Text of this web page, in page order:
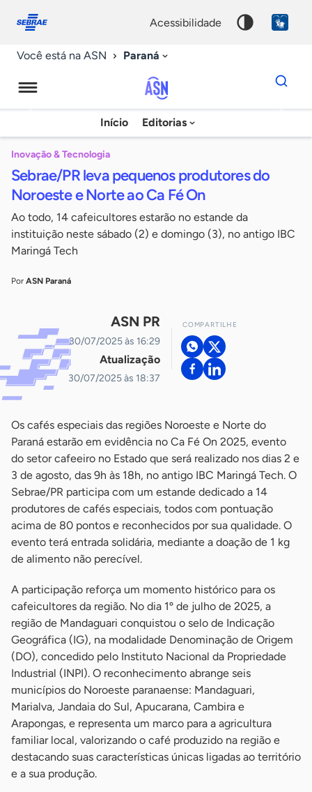
conosco
acessibilidade
Você está na ASN Paraná
Agência
Sebrae
Notícias
Início Editorias
Dados
para
chave
Inovação & Tecnologia
Sebrae/PR leva pequenos produtores do
Noroeste e Norte ao Ca Fé On
Ao todo, 14 cafeicultores estarão no estande da
instituição neste sábado (2) e domingo (3), no antigo IBC
Maringá Tech
Por ASN Paraná
ASN PR
30/07/2025 às 16:29
Atualização
30/07/2025 às 18:37
COMPARTILHE
Os cafés especiais das regiões Noroeste e Norte do
Paraná estarão em evidência no Ca Fé On 2025, evento
do setor cafeeiro no Estado que será realizado nos dias 2 e
3 de agosto, das 9h às 18h, no antigo IBC Maringá Tech. O
Sebrae/PR participa com um estande dedicado a 14
produtores de cafés especiais, todos com pontuação
acima de 80 pontos e reconhecidos por sua qualidade. O
evento terá entrada solidária, mediante a doação de 1 kg
de alimento não perecível.
A participação reforça um momento histórico para os
cafeicultores da região. No dia 1º de julho de 2025, a
região de Mandaguari conquistou o selo de Indicação
Geográfica (IG), na modalidade Denominação de Origem
(DO), concedido pelo Instituto Nacional da Propriedade
Industrial (INPI). O reconhecimento abrange seis
municípios do Noroeste paranaense: Mandaguari,
Marialva, Jandaia do Sul, Apucarana, Cambira e
Arapongas, e representa um marco para a agricultura
familiar local, valorizando o café produzido na região e
destacando suas características únicas ligadas ao território
e a sua produção.